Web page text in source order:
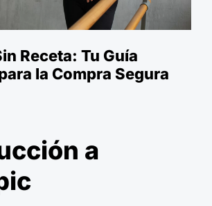
Receta: Tu Guía
la Compra Segura
a